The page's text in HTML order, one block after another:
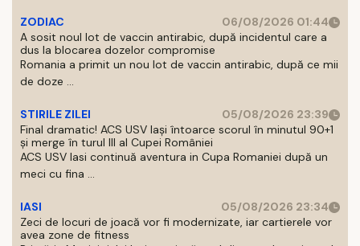
ZODIAC
06/08/2026 01:44
A sosit noul lot de vaccin antirabic, după incidentul care a
dus la blocarea dozelor compromise
Romania a primit un nou lot de vaccin antirabic, după ce mii
de doze ...
STIRILE ZILEI
05/08/2026 23:39
Final dramatic! ACS USV Iași întoarce scorul în minutul 90+1
și merge în turul III al Cupei României
ACS USV Iasi continuă aventura in Cupa Romaniei după un
meci cu fina ...
IASI
05/08/2026 23:34
Zeci de locuri de joacă vor fi modernizate, iar cartierele vor
avea zone de fitness